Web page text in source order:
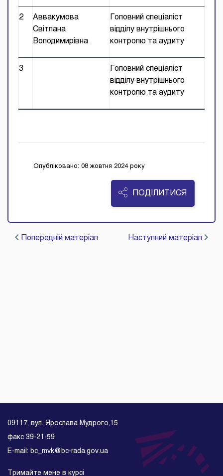
2
Аввакумова
Світлана
Володимирівна
Головний спеціаліст
відділу внутрішнього
контролю та аудиту
3
Головний спеціаліст
відділу внутрішнього
контролю та аудиту
Опубліковано: 08 жовтня 2024 року
ПОДІЛИТИСЯ
Попередній матеріал Наступний матеріал
09117, вул. Ярослава Мудрого,15
факс 39-21-59
E-mail: bc_mvk@bc-rada.gov.ua
Тримайте мене в курсі